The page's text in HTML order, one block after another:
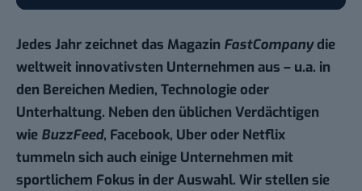
Jedes Jahr zeichnet das Magazin FastCompanydie
weltweit innovativsten Unternehmen aus – u.a. in
den Bereichen Medien, Technologie oder
Unterhaltung. Neben den üblichen Verdächtigen
wie BuzzFeed, Facebook, Uber oder Netflix
tummeln sich auch einige Unternehmen mit
sportlichem Fokus in der Auswahl. Wir stellen sie